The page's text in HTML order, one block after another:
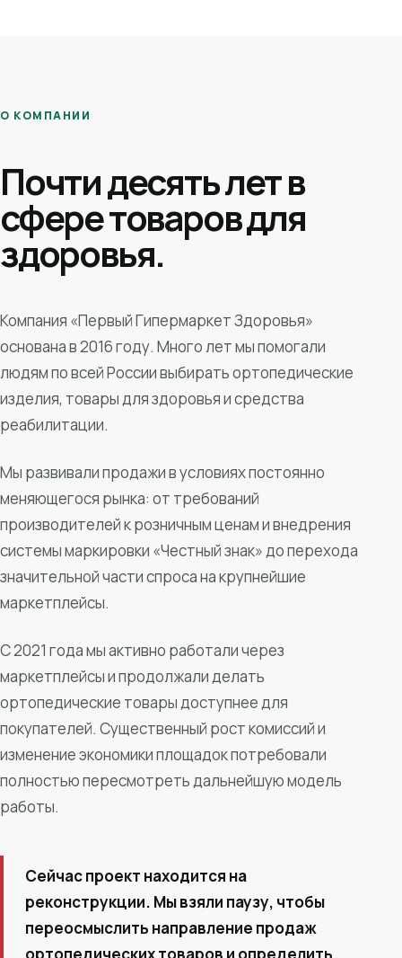
О КОМПАНИИ
Почти десять лет в
сфере товаров для
здоровья.
Компания «Первый Гипермаркет Здоровья»
основана в 2016 году. Много лет мы помогали
людям по всей России выбирать ортопедические
изделия, товары для здоровья и средства
реабилитации.
Мы развивали продажи в условиях постоянно
меняющегося рынка: от требований
производителей к розничным ценам и внедрения
системы маркировки «Честный знак» до перехода
значительной части спроса на крупнейшие
маркетплейсы.
С 2021 года мы активно работали через
маркетплейсы и продолжали делать
ортопедические товары доступнее для
покупателей. Существенный рост комиссий и
изменение экономики площадок потребовали
полностью пересмотреть дальнейшую модель
работы.
Сейчас проект находится на
реконструкции. Мы взяли паузу, чтобы
переосмыслить направление продаж